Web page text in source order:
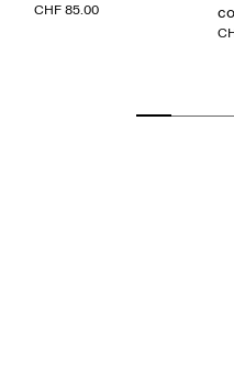
CHF 85.00